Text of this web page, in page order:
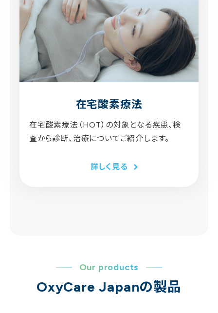
在宅酸素療法
在宅酸素療法（HOT）の対象となる疾患、検
査から診断、治療についてご紹介します。
詳しく見る
Our products
OxyCare Japanの製品